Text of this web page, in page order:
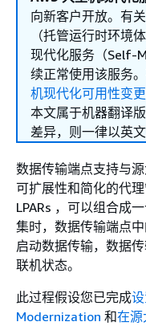
向新客户开放。有
（托管运行时环境
现代化服务（Self-
续正常使用该服务
机现代化可用性变更
本文属于机器翻译
差异，则一律以英文
数据传输端点支持与
可扩展性和简化的代
LPARs ，可以组合成
集时，数据传输端点
启动数据传输，数据
联机状态。
此过程假设您已完成
Modernization 和在源